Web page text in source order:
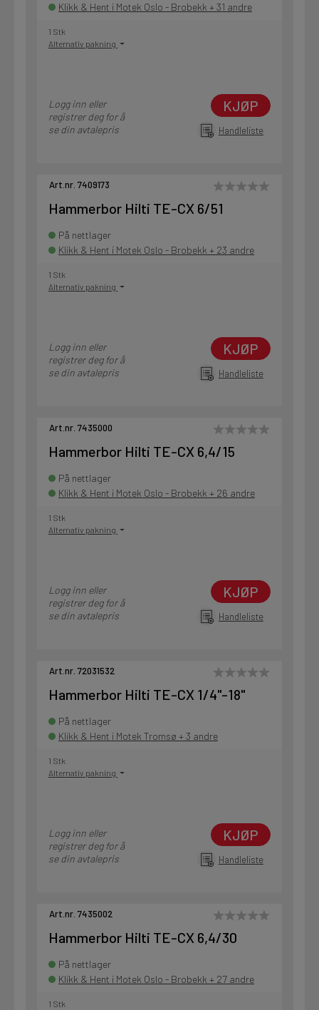
Klikk & Hent i Motek Oslo - Brobekk + 31 andre
1 Stk
Alternativ pakning
Logg inn eller
registrer deg for å
se din avtalepris
KJØP
Handleliste
Art.nr. 7409173
Hammerbor Hilti TE-CX 6/51
På nettlager
Klikk & Hent i Motek Oslo - Brobekk + 23 andre
1 Stk
Alternativ pakning
Logg inn eller
registrer deg for å
se din avtalepris
KJØP
Handleliste
Art.nr. 7435000
Hammerbor Hilti TE-CX 6,4/15
På nettlager
Klikk & Hent i Motek Oslo - Brobekk + 26 andre
1 Stk
Alternativ pakning
Logg inn eller
registrer deg for å
se din avtalepris
KJØP
Handleliste
Art.nr. 72031532
Hammerbor Hilti TE-CX 1/4"-18"
På nettlager
Klikk & Hent i Motek Tromsø + 3 andre
1 Stk
Alternativ pakning
Logg inn eller
registrer deg for å
se din avtalepris
KJØP
Handleliste
Art.nr. 7435002
Hammerbor Hilti TE-CX 6,4/30
På nettlager
Klikk & Hent i Motek Oslo - Brobekk + 27 andre
1 Stk